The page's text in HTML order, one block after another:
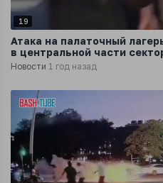
19
Атака на палаточный
в центральной части
Новости 1 год назад